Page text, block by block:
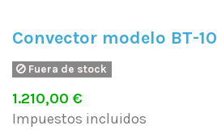
Convector modelo BT-10
Fuera de stock
1.210,00 €
Impuestos incluidos